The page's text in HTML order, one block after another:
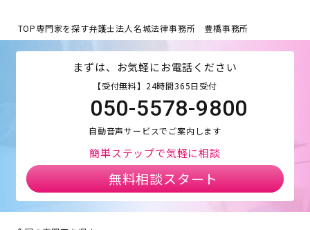
TOP専門家を探す弁護士法人名城法律事務所 豊橋事務所
まずは、お気軽にお電話ください
【受付無料】24時間365日受付
050-5578-9800
自動音声サービスでご案内します
簡単ステップで気軽に相談
無料相談スタート